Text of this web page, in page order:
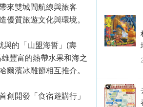
來雙城間航線與旅客
優質旅遊文化與環境。
與的「山盟海誓」(壽
豐富的熱帶水果和海之
爾濱冰雕節相互推介。
創開發「食宿遊購行」